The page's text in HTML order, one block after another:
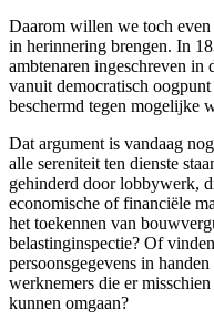
Daarom willen we toch even
in herinnering brengen. In
ambtenaren ingeschreven
vanuit democratisch
beschermd tegen mogelijke
Dat argument is vandaag
alle sereniteit ten dienste
gehinderd door lobbywerk,
economische of financiële
het toekennen van
belastinginspectie? Of
persoonsgegevens in
werknemers die er
kunnen omgaan?